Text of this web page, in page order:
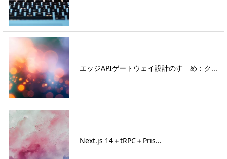
エッジAPIゲートウェイ設計のすゝめ：ク...
Next.js 14＋tRPC＋Pris...